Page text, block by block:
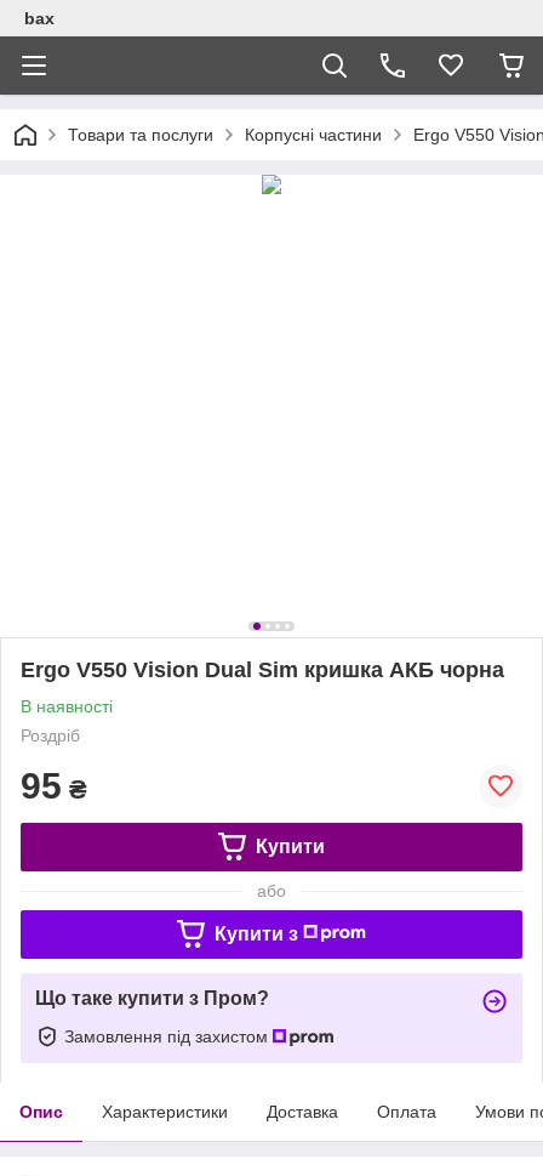
bax
Товари та послуги Корпусні частини Ergo V550
Ergo V550 Vision Dual Sim кришка АКБ чорна
В наявності
Роздріб
95 ₴
Купити
або
Купити з
Що таке купити з Пром?
Замовлення під захистом
Опис Характеристики Доставка Оплата Умови